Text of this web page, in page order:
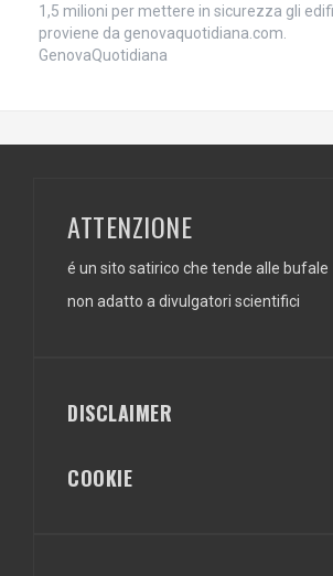
1,5 milioni per mettere in sicurezza gli
proviene da genovaquotidiana.com.
GenovaQuotidiana
ATTENZIONE
é un sito satirico che tende alle bufale
non adatto a divulgatori scientifici
DISCLAIMER
COOKIE